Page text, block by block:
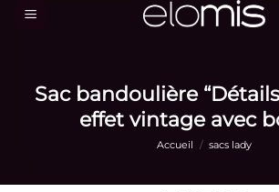
Passer
Sac bandoulière
effet vintage avec
Accueil / sacs lady